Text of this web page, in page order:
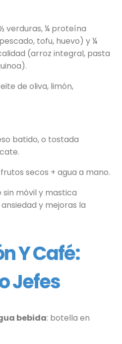
verduras, ¼ proteína
tofu, huevo) y ¼
(arroz integral, pasta
de oliva, limón,
batido, o tostada
secos + agua a mano.
sin móvil y mastica
y mejoras la
Y Café:
Jefes
bebida: botella en